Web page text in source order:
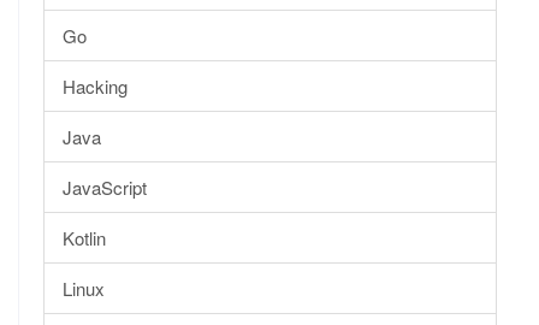
Go
Hacking
Java
JavaScript
Kotlin
Linux